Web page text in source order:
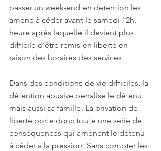
passer un week-end en détention les
amène à céder avant le samedi 12h,
heure après laquelle il devient plus
difficile d’être remis en liberté en
raison des horaires des services.
Dans des conditions de vie difficiles, la
détention abusive pénalise le détenu
mais aussi sa famille. La privation de
liberté porte donc toute une série de
conséquences qui amènent le détenu
à céder à la pression. Sans compter les